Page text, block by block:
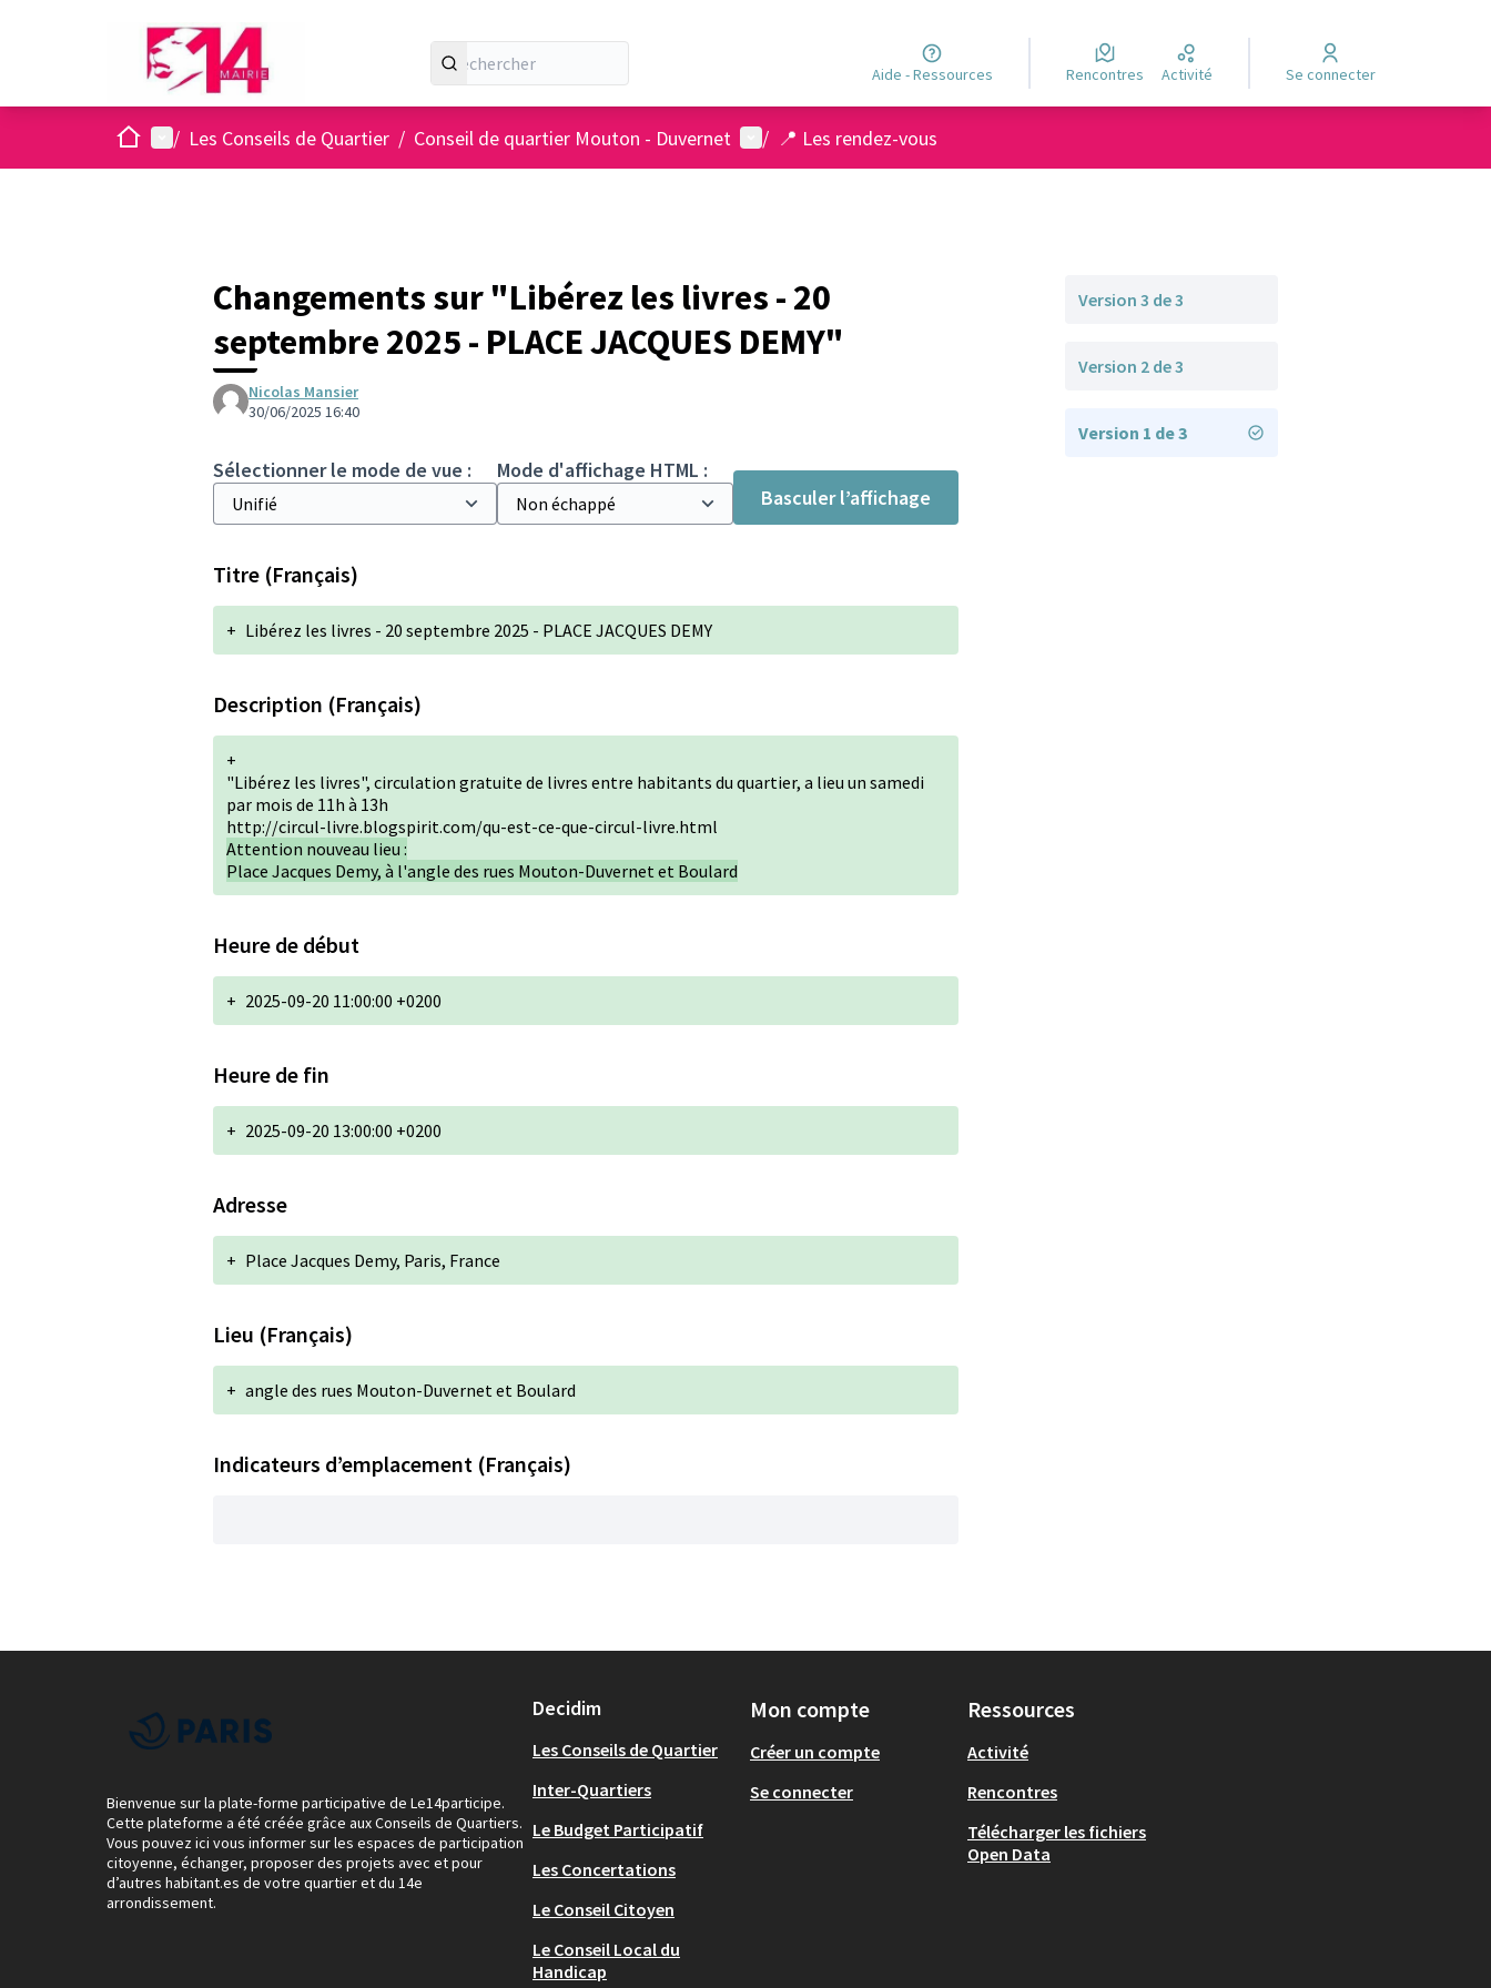
Aide - Ressources Rencontres Activité Se connecter
AccueilMenu principal
/ Les Conseils de Quartier / Conseil de quartier Mouton - Duvernet Menu utilisateur
/ 📍 Les rendez-vous
Changements sur "Libérez les livres - 20
septembre 2025 - PLACE JACQUES DEMY"
Nicolas Mansier
30/06/2025 16:40
Sélectionner le mode de vue :
Mode d'affichage HTML :
Basculer l’affichage
Titre (Français)
+ Libérez les livres - 20 septembre 2025 - PLACE JACQUES DEMY
Description (Français)
+
"Libérez les livres", circulation gratuite de livres entre habitants du quartier, a lieu un samedi
par mois de 11h à 13h
http://circul-livre.blogspirit.com/qu-est-ce-que-circul-livre.html
Attention nouveau lieu :
Place Jacques Demy, à l'angle des rues Mouton-Duvernet et Boulard
Heure de début
+ 2025-09-20 11:00:00 +0200
Heure de fin
+ 2025-09-20 13:00:00 +0200
Adresse
+ Place Jacques Demy, Paris, France
Lieu (Français)
+ angle des rues Mouton-Duvernet et Boulard
Indicateurs d’emplacement (Français)
Version 3 de 3
Version 2 de 3
Version 1 de 3
Bienvenue sur la plate-forme participative de Le14participe.
Cette plateforme a été créée grâce aux Conseils de Quartiers.
Vous pouvez ici vous informer sur les espaces de participation
citoyenne, échanger, proposer des projets avec et pour
d’autres habitant.es de votre quartier et du 14e
arrondissement.
Decidim
Les Conseils de Quartier
Inter-Quartiers
Le Budget Participatif
Les Concertations
Le Conseil Citoyen
Le Conseil Local du
Handicap
Mon compte
Créer un compte
Se connecter
Ressources
Activité
Rencontres
Télécharger les fichiers
Open Data